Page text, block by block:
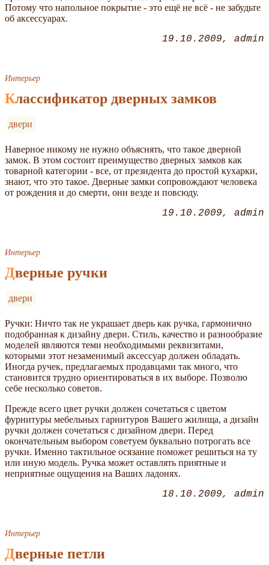
Потому что напольное покрытие - это ещё не всё - не забудьте
об аксессуарах.
19.10.2009 admin
Интерьер
Классификатор дверных замков
двери
Наверное никому не нужно объяснять, что такое дверной
замок. В этом состоит преимущество дверных замков как
товарной категории - все, от президента до простой кухарки,
знают, что это такое. Дверные замки сопровождают человека
от рождения и до смерти, они везде и повсюду.
19.10.2009 admin
Интерьер
Дверные ручки
двери
Ручки: Ничто так не украшает дверь как ручка, гармонично
подобранная к дизайну двери. Стиль, качество и разнообразие
моделей являются теми необходимыми реквизитами,
которыми этот незаменимый аксессуар должен обладать.
Иногда ручек, предлагаемых продавцами так много, что
становится трудно ориентироваться в их выборе. Позволю
себе несколько советов.
Прежде всего цвет ручки должен сочетаться с цветом
фурнитуры мебельных гарнитуров Вашего жилища, а дизайн
ручки должен сочетаться с дизайном двери. Перед
окончательным выбором советуем буквально потрогать все
ручки. Именно тактильное осязание поможет решиться на ту
или иную модель. Ручка может оставлять приятные и
неприятные ощущения на Ваших ладонях.
18.10.2009 admin
Интерьер
Дверные петли